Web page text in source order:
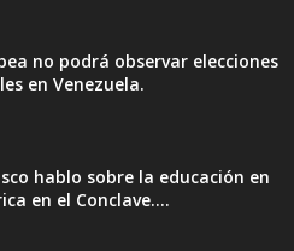
no podrá observar elecciones
en Venezuela.
hablo sobre la educación en
en el Conclave....